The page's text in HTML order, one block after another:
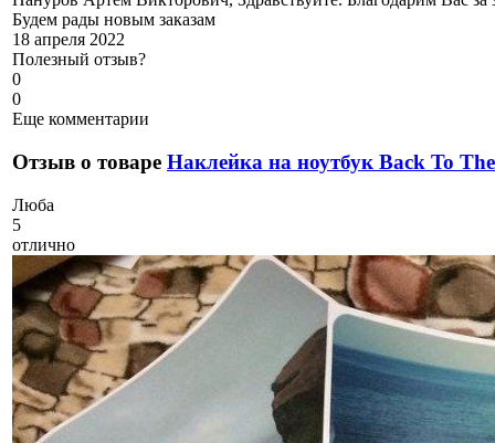
Будем рады новым заказам
18 апреля 2022
Полезный отзыв?
0
0
Еще комментарии
Отзыв о товаре Наклейка на ноутбук Back To
Люба
5
отлично